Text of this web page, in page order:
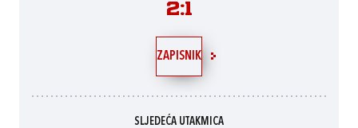
2:1
ZAPISNIK
SLJEDEĆA UTAKMICA